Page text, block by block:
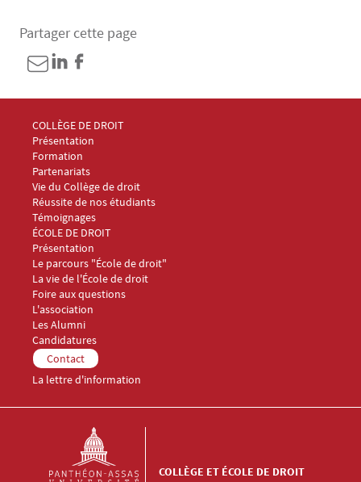
Partager cette page
Menu Footer Collège et École de droit 1
COLLÈGE DE DROIT
Présentation
Formation
Partenariats
Vie du Collège de droit
Réussite de nos étudiants
Témoignages
Menu Footer Collège et École de droit 2
ÉCOLE DE DROIT
Présentation
Le parcours "École de droit"
La vie de l'École de droit
Foire aux questions
Menu Footer Collège et École de droit 3
L'association
Les Alumni
Menu Footer Collège et École de droit 4
Candidatures
Menu Footer Collège et École de droit 5
Contact
La lettre d'information
COLLÈGE ET ÉCOLE DE DROIT